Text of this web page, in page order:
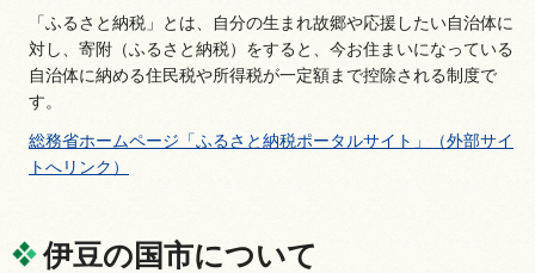
「ふるさと納税」とは、自分の生まれ故郷や応援したい自治体に
対し、寄附（ふるさと納税）をすると、今お住まいになっている
自治体に納める住民税や所得税が一定額まで控除される制度で
す。
総務省ホームページ「ふるさと納税ポータルサイト」（外部サイ
トへリンク）
伊豆の国市について